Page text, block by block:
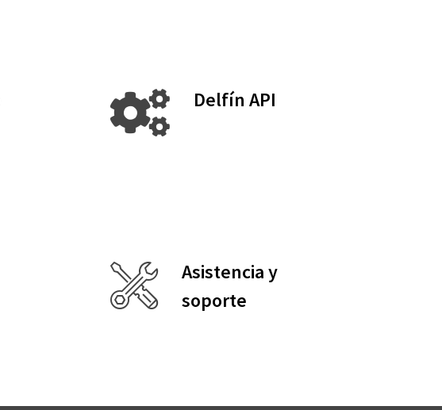
Delfín API
Asistencia y
soporte